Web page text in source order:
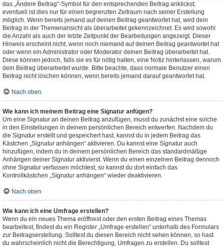
das „Ändere Beitrag“-Symbol für den entsprechenden Beitrag anklickst;
eventuell ist dies nur für einen begrenzten Zeitraum nach seiner Erstellung
möglich. Wenn bereits jemand auf deinen Beitrag geantwortet hat, wird dein
Beitrag in der Themenansicht als überarbeitet gekennzeichnet. Es wird sowohl
die Anzahl als auch der letzte Zeitpunkt der Bearbeitungen angezeigt. Dieser
Hinweis erscheint nicht, wenn noch niemand auf deinen Beitrag geantwortet hat
oder wenn ein Administrator oder Moderator deinen Beitrag überarbeitet hat.
Diese können jedoch, falls sie es für nötig halten, eine Notiz hinterlassen, warum
dein Beitrag überarbeitet wurde. Bitte beachte, dass normale Benutzer einen
Beitrag nicht löschen können, wenn bereits jemand darauf geantwortet hat.
Nach oben
Wie kann ich meinem Beitrag eine Signatur anfügen?
Um eine Signatur an deinen Beitrag anzufügen, musst du zunächst eine solche
in den Einstellungen in deinem persönlichen Bereich entwerfen. Nachdem du
die Signatur erstellt und gespeichert hast, kannst du in jedem Beitrag das
Kästchen „Signatur anhängen“ aktivieren. Du kannst eine Signatur auch
hinzufügen, indem du in deinem persönlichen Bereich das standardmäßige
Anhängen deiner Signatur aktivierst. Wenn du einen einzelnen Beitrag dennoch
ohne Signatur verfassen möchtest, so kannst du dort einfach das
Kontrollkästchen „Signatur anhängen“ wieder deaktivieren.
Nach oben
Wie kann ich eine Umfrage erstellen?
Wenn du ein neues Thema eröffnest oder den ersten Beitrag eines Themas
bearbeitest, findest du ein Register „Umfrage erstellen“ unterhalb des Formulars
zur Beitragserstellung. Solltest du diesen Bereich nicht sehen können, so hast
du wahrscheinlich nicht die Berechtigung, Umfragen zu erstellen. Du solltest